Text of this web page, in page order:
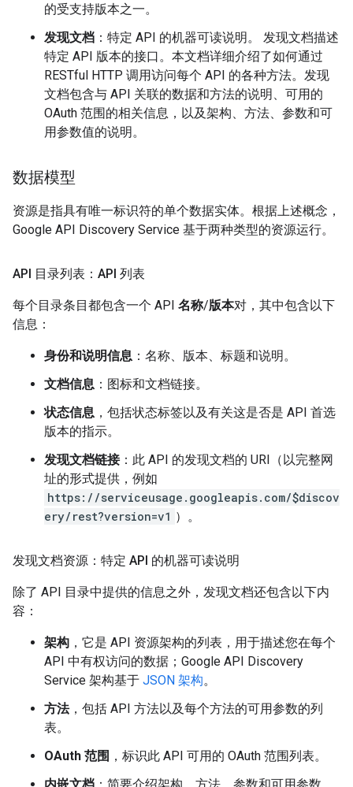
的受支持版本之一。
发现文档 ：特定 API 的机器可读说明。 发现文档描述
特定 API 版本的接口。本文档详细介绍了如何通过
RESTful HTTP 调用访问每个 API 的各种方法。发现
文档包含与 API 关联的数据和方法的说明、可用的
OAuth 范围的相关信息，以及架构、方法、参数和可
用参数值的说明。
数据模型
资源是指具有唯一标识符的单个数据实体。根据上述概念，
Google API Discovery Service 基于两种类型的资源运行。
API 目录列表：API 列表
每个目录条目都包含一个 API 名称/版本对，其中包含以下
信息：
身份和说明信息 ：名称、版本、标题和说明。
文档信息 ：图标和文档链接。
状态信息 ，包括状态标签以及有关这是否是 API 首选
版本的指示。
发现文档链接：此 API 的发现文档的 URI（以完整网
址的形式提供，例如
https://serviceusage.googleapis.com/$discov
ery/rest?version=v1 ）。
发现文档资源：特定 API 的机器可读说明
除了 API 目录中提供的信息之外，发现文档还包含以下内
容：
架构 ，它是 API 资源架构的列表，用于描述您在每个
API 中有权访问的数据；Google API Discovery
Service 架构基于 JSON 架构。
方法，包括 API 方法以及每个方法的可用参数的列
表。
OAuth 范围 ，标识此 API 可用的 OAuth 范围列表。